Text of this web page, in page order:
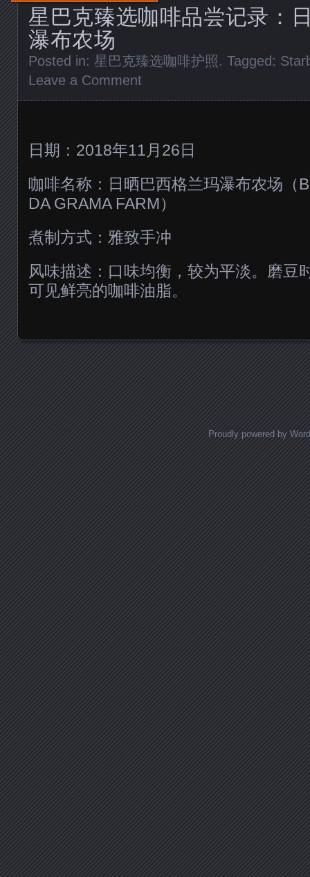
星巴克臻选咖啡品尝记录：
瀑布农场
Posted in: 星巴克臻选咖啡护照. Tagged:
Leave a Comment
日期：2018年11月26日
咖啡名称：日晒巴西格兰玛瀑布农场（
DA GRAMA FARM）
煮制方式：雅致手冲
风味描述：口味均衡，较为平淡。磨豆
可见鲜亮的咖啡油脂。
Proudly powered by